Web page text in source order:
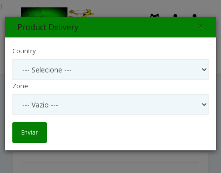
Candide Et Ourson - Orchid And Teddy
}
Product Delivery ×
Country
Zone
Enviar